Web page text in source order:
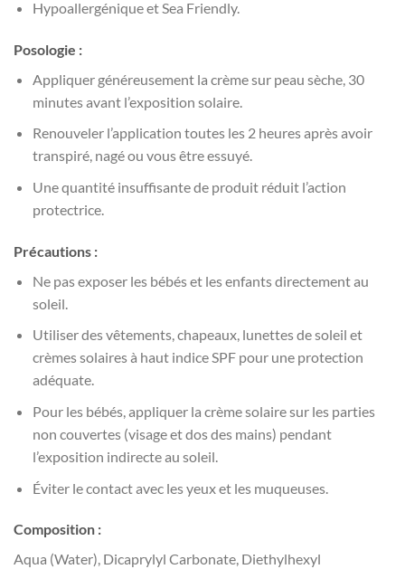
Hypoallergénique et Sea Friendly.
Posologie :
Appliquer généreusement la crème sur peau sèche, 30
minutes avant l’exposition solaire.
Renouveler l’application toutes les 2 heures après avoir
transpiré, nagé ou vous être essuyé.
Une quantité insuffisante de produit réduit l’action
protectrice.
Précautions :
Ne pas exposer les bébés et les enfants directement au
soleil.
Utiliser des vêtements, chapeaux, lunettes de soleil et
crèmes solaires à haut indice SPF pour une protection
adéquate.
Pour les bébés, appliquer la crème solaire sur les parties
non couvertes (visage et dos des mains) pendant
l’exposition indirecte au soleil.
Éviter le contact avec les yeux et les muqueuses.
Composition :
Aqua (Water), Dicaprylyl Carbonate, Diethylhexyl